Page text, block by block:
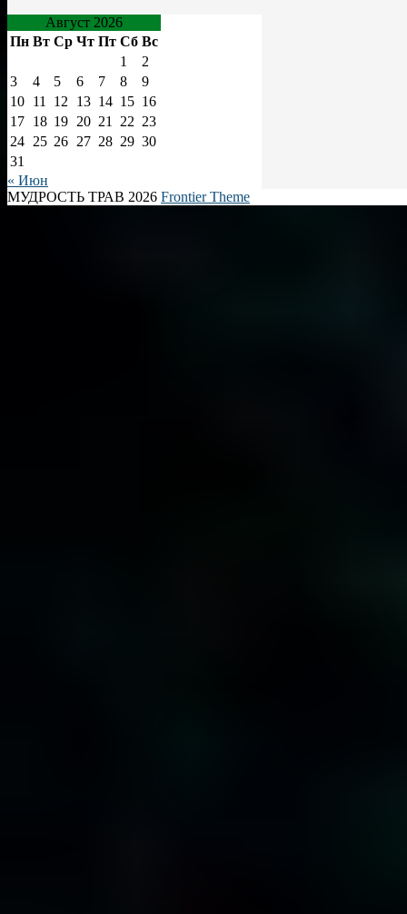
Август 2026
Пн Вт Ср Чт Пт Сб Вс
1
2
3
4 5 6 7 8
9
10 11 12 13 14 15 16
17 18 19 20 21 22 23
24 25 26 27 28 29 30
31
« Июн
МУДРОСТЬ ТРАВ 2026 Frontier Theme